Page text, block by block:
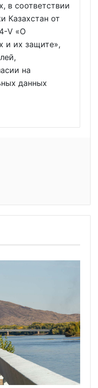
в соответствии
Казахстан от
V «О
и их защите»,
на
данных